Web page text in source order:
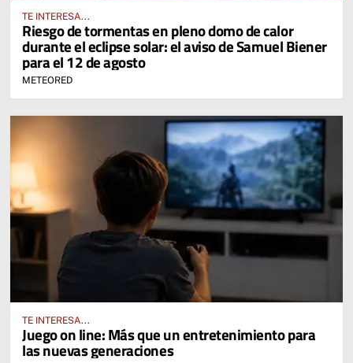
TE INTERESA...
Riesgo de tormentas en pleno domo de calor
durante el eclipse solar: el aviso de Samuel Biener
para el 12 de agosto
METEORED
TE INTERESA...
Juego on line: Más que un entretenimiento para
las nuevas generaciones